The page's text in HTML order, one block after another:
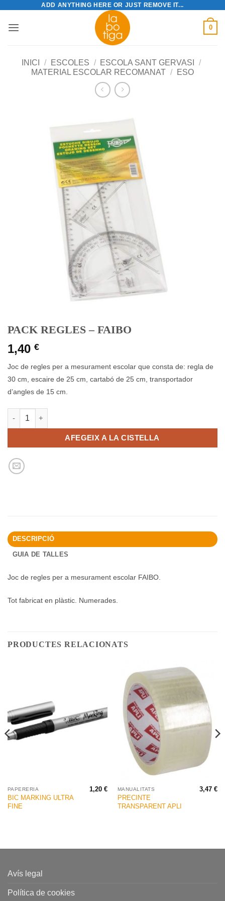
content
ADD ANYTHING HERE OR JUST REMOVE IT...
0
INICI / ESCOLES / ESCOLA SANT GERVASI
/
MATERIAL ESCOLAR RECOMANAT / ESO
PACK REGLES – FAIBO
1,40 €
Joc de regles per a mesurament escolar que consta de: regla de
30 cm, escaire de 25 cm, cartabó de 25 cm, transportador
d’angles de 15 cm.
quantitat de PACK REGLES - FAIBO
AFEGEIX A LA CISTELLA
DESCRIPCIÓ
GUIA DE TALLES
Joc de regles per a mesurament escolar FAIBO.
Tot fabricat en plàstic. Numerades.
PRODUCTES RELACIONATS
PAPERERIA
BIC MARKING ULTRA
FINE
1,20€ MANUALITATS
PRECINTE
TRANSPARENT APLI
3,47€
Avís legal
Política de cookies